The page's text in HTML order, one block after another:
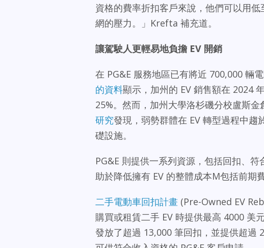
資格的費率折扣客戶來說，他們可以用
網的壓力。」Krefta 補充道。
讓駕駛人更輕易地負擔 EV 開銷
在 PG&E 服務地區已有將近 700,000 輛
的資料顯示，加州的 EV 銷售額在 2024
25%。然而，加州大學洛杉磯分校盧斯
研究發現，弱勢群體在 EV 轉型過程中
礎設施。
PG&E 則提供一系列資源，包括回扣、
助於降低擁有 EV 的整體成本M包括前期
二手電動車回扣計畫 (Pre-Owned EV
購買或租賃二手 EV 時提供最高 4000 美
發放了超過 13,000 筆回扣，並提供超過